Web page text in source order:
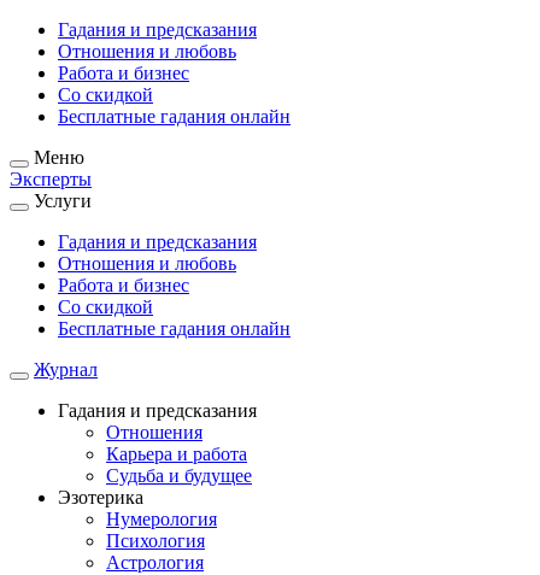
Гадания и предсказания
Отношения и любовь
Работа и бизнес
Со скидкой
Бесплатные гадания онлайн
Меню
Эксперты
Услуги
Гадания и предсказания
Отношения и любовь
Работа и бизнес
Со скидкой
Бесплатные гадания онлайн
Журнал
Гадания и предсказания
Отношения
Карьера и работа
Cудьба и будущее
Эзотерика
Нумерология
Психология
Астрология